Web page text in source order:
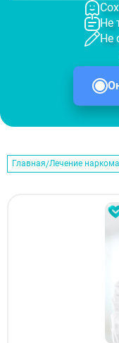
Не
Не
Главная Лечение